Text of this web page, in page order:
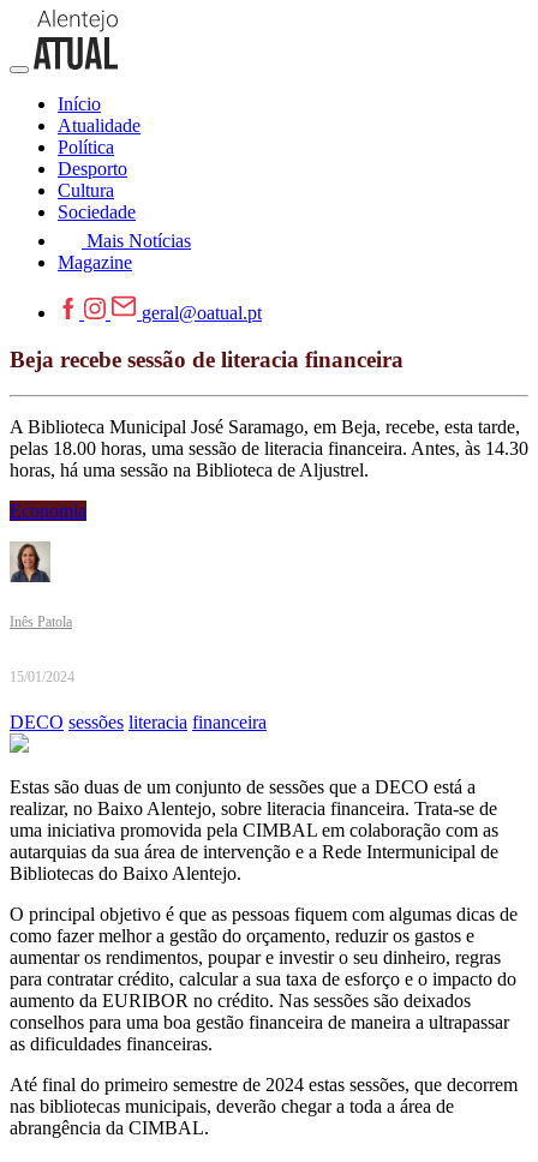
Início
Atualidade
Política
Desporto
Cultura
Sociedade
Mais Notícias
Magazine
geral@oatual.pt
Beja recebe sessão de literacia financeira
A Biblioteca Municipal José Saramago, em Beja, recebe, esta tarde,
pelas 18.00 horas, uma sessão de literacia financeira. Antes, às 14.30
horas, há uma sessão na Biblioteca de Aljustrel.
Economia
Inês Patola
15/01/2024
DECO sessões literacia financeira
Estas são duas de um conjunto de sessões que a DECO está a
realizar, no Baixo Alentejo, sobre literacia financeira. Trata-se de
uma iniciativa promovida pela CIMBAL em colaboração com as
autarquias da sua área de intervenção e a Rede Intermunicipal de
Bibliotecas do Baixo Alentejo.
O principal objetivo é que as pessoas fiquem com algumas dicas de
como fazer melhor a gestão do orçamento, reduzir os gastos e
aumentar os rendimentos, poupar e investir o seu dinheiro, regras
para contratar crédito, calcular a sua taxa de esforço e o impacto do
aumento da EURIBOR no crédito. Nas sessões são deixados
conselhos para uma boa gestão financeira de maneira a ultrapassar
as dificuldades financeiras.
Até final do primeiro semestre de 2024 estas sessões, que decorrem
nas bibliotecas municipais, deverão chegar a toda a área de
abrangência da CIMBAL.